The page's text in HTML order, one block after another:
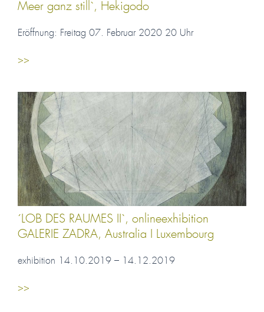
Meer ganz still`, Hekigodo
Eröffnung: Freitag 07. Februar 2020 20 Uhr
>>
´LOB DES RAUMES II`, onlineexhibition
GALERIE ZADRA, Australia I Luxembourg
exhibition 14.10.2019 – 14.12.2019
>>